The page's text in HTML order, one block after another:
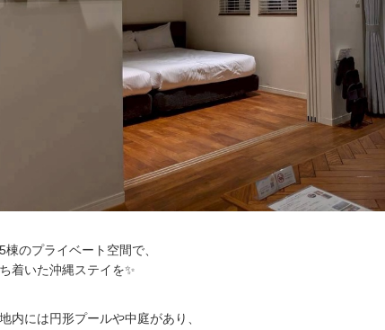
棟のプライベート空間で、
着いた沖縄ステイを✨
内には円形プールや中庭があり、